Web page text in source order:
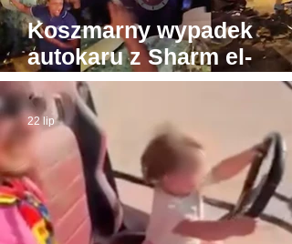
Koszmarny wypadek
autokaru z Sharm el-
Sheikh do Gizy. Turyści
byli w drodze do Piramid
22 lip